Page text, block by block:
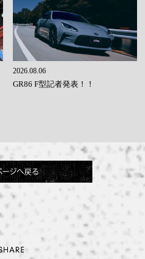
2026.08.06
GR86 F型記者発表！！